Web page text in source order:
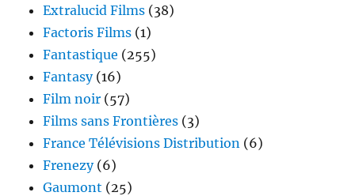
Extralucid Films (38)
Factoris Films (1)
Fantastique (255)
Fantasy(16)
Film noir (57)
Films sans Frontières (3)
France Télévisions Distribution (6)
Frenezy(6)
Gaumont (25)